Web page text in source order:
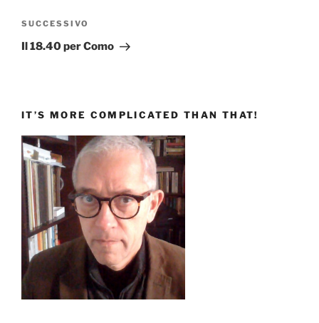
Articolo
successivo
SUCCESSIVO
Il 18.40 per Como
IT’S MORE COMPLICATED THAN THAT!